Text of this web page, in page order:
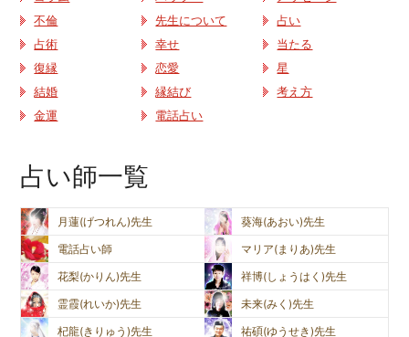
不倫
先生について
占い
占術
幸せ
当たる
復縁
恋愛
星
結婚
縁結び
考え方
金運
電話占い
占い師一覧
月蓮(げつれん)先生
葵海(あおい)先生
電話占い師
マリア(まりあ)先生
花梨(かりん)先生
祥博(しょうはく)先生
霊霞(れいか)先生
未来(みく)先生
杞龍(きりゅう)先生
祐碩(ゆうせき)先生